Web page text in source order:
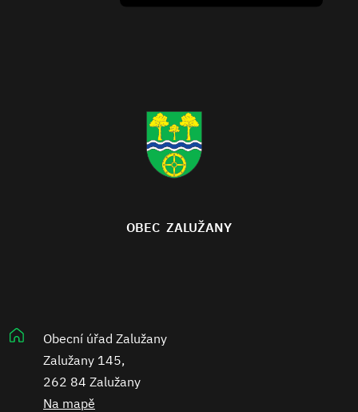
OBEC ZALUŽANY
Obecní úřad Zalužany
Zalužany 145,
262 84 Zalužany
Na mapě